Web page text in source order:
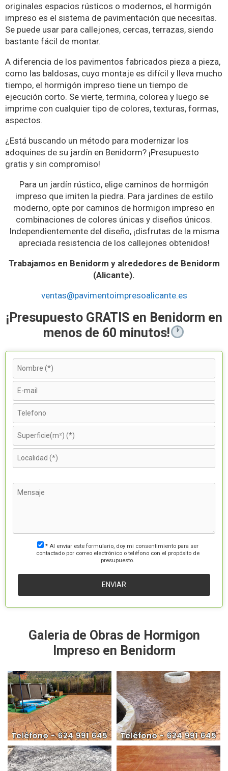
originales espacios rústicos o modernos, el hormigón
impreso es el sistema de pavimentación que necesitas.
Se puede usar para callejones, cercas, terrazas, siendo
bastante fácil de montar.
A diferencia de los pavimentos fabricados pieza a pieza,
como las baldosas, cuyo montaje es difícil y lleva mucho
tiempo, el hormigón impreso tiene un tiempo de
ejecución corto. Se vierte, termina, colorea y luego se
imprime con cualquier tipo de colores, texturas, formas,
aspectos.
¿Está buscando un método para modernizar los
adoquines de su jardín en Benidorm? ¡Presupuesto
gratis y sin compromiso!
Para un jardín rústico, elige caminos de hormigón
impreso que imiten la piedra. Para jardines de estilo
moderno, opte por caminos de hormigon impreso en
combinaciones de colores únicas y diseños únicos.
Independientemente del diseño, ¡disfrutas de la misma
apreciada resistencia de los callejones obtenidos!
Trabajamos en Benidorm y alrededores de Benidorm
(Alicante).
ventas@pavimentoimpresoalicante.es
¡Presupuesto GRATIS en Benidorm en
menos de 60 minutos!
* Al enviar este formulario, doy mi consentimiento para ser
contactado por correo electrónico o teléfono con el propósito de
presupuesto.
Galeria de Obras de Hormigon
Impreso en Benidorm